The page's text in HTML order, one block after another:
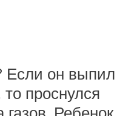
Если он выпил
проснулся
газов. Ребенок